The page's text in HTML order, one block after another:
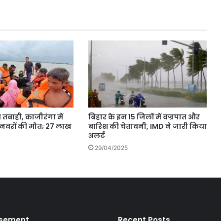
काजीरंगा में
की मौत; 27 लाख
बिहार के इन 15 जिलों में वज्रपात और
बारिश की चेतावनी, IMD ने जारी किया
अलर्ट
29/04/2025